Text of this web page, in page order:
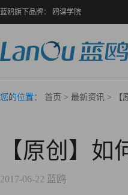
蓝鸥旗下品牌： 鸥课学院
您的位置： 首页 > 最新资讯 > 【
【原创】
2017-06-22 蓝鸥